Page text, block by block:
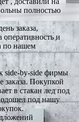
полностью
заказа,
оперативность и
по нашем
side-by-side фирмы
заказа. Покупкой
в стакан лед под
под нашу